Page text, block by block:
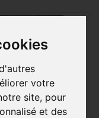
votre
site, pour
et des